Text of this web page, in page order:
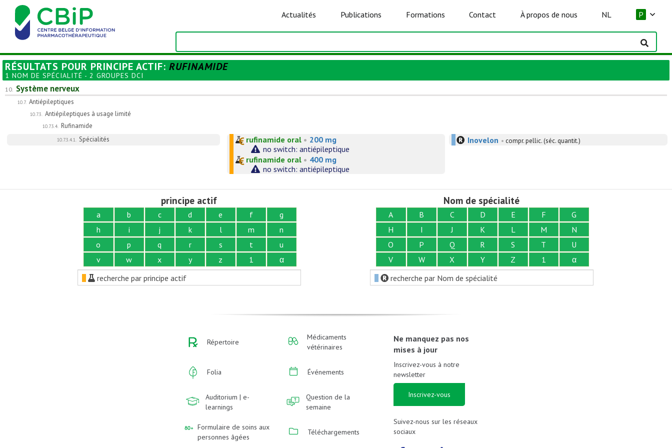
Actualités Publications Formations Contact À propos de nous NL P
RÉSULTATS POUR PRINCIPE ACTIF: RUFINAMIDE
1 NOM DE SPÉCIALITÉ - 2 GROUPES DCI
10. Système nerveux
10.7. Antiépileptiques
10.7.3. Antiépileptiques à usage limité
10.7.3.4. Rufinamide
10.7.3.4.1. Spécialités rufinamide oral• 200 mg
no switch: antiépileptique
rufinamide oral• 400 mg
no switch: antiépileptique
Inovelon • compr. pellic. (séc. quantit.)
principe actif
a b c d e f
g
h
i j k l m
n
o
p q r s t
u
v
w x y z 1
α
recherche par principe actif
Nom de spécialité
A B C D E F
G
H
I J K L M
N
O
P Q R S T
U
V
W X Y Z 1
α
recherche par Nom de spécialité
Répertoire
Folia
Auditorium | e-
learnings
Formulaire de soins aux
personnes âgées
Médicaments
vétérinaires
Événements
Question de la
semaine
Téléchargements
Ne manquez pas nos
mises à jour
Inscrivez-vous à notre
newsletter
Inscrivez-vous
Suivez-nous sur les réseaux
sociaux